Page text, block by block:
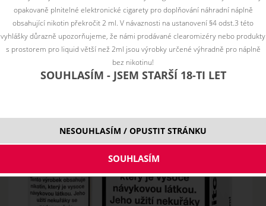
opakovaně plnitelné elektronické cigarety pro doplňování náhradní náplně
obsahující nikotin překročit 2 ml. V návaznosti na ustanovení §4 odst.3 této
vyhlášky důrazně upozorňujeme, že námi prodávané clearomizéry nebo produkty
s prostorem pro liquid větší než 2ml jsou výrobky určené výhradně pro náplně
bez nikotinu!
SOUHLASÍM - JSEM STARŠÍ 18-TI LET
NESOUHLASÍM / OPUSTIT STRÁNKU